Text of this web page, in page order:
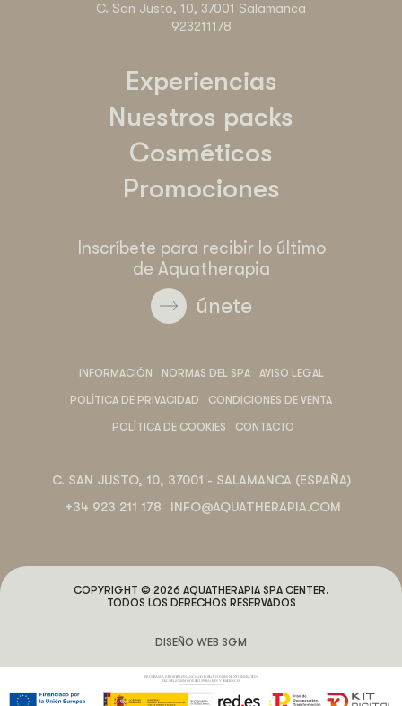
C. San Justo, 10, 37001 Salamanca
923211178
Experiencias
Nuestros packs
Cosméticos
Promociones
Inscríbete para recibir lo último
de Aquatherapia
únete
INFORMACIÓN NORMAS DEL SPA AVISO LEGAL
POLÍTICA DE PRIVACIDAD CONDICIONES DE VENTA
POLÍTICA DE COOKIES CONTACTO
C. SAN JUSTO, 10, 37001 - SALAMANCA (ESPAÑA)
+34 923 211 178
INFO@AQUATHERAPIA.COM
COPYRIGHT © 2026 AQUATHERAPIA SPA CENTER.
TODOS LOS DERECHOS RESERVADOS
DISEÑO WEB SGM